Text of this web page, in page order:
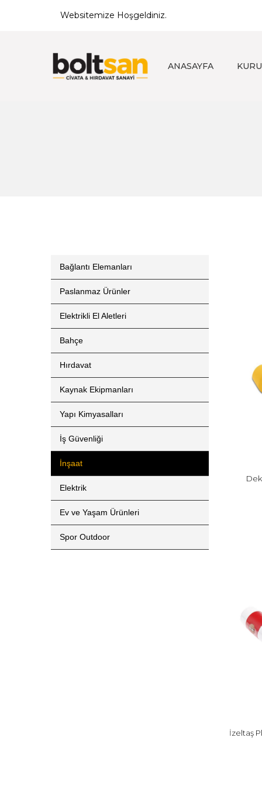
Websitemize Hoşgeldiniz.
ANASAYFA
İzeltaş
Bağlantı Elemanları
Paslanmaz Ürünler
Elektrikli El Aletleri
Bahçe
Hırdavat
Kaynak Ekipmanları
Yapı Kimyasalları
İş Güvenliği
İnşaat
Elektrik
Ev ve Yaşam Ürünleri
Spor Outdoor